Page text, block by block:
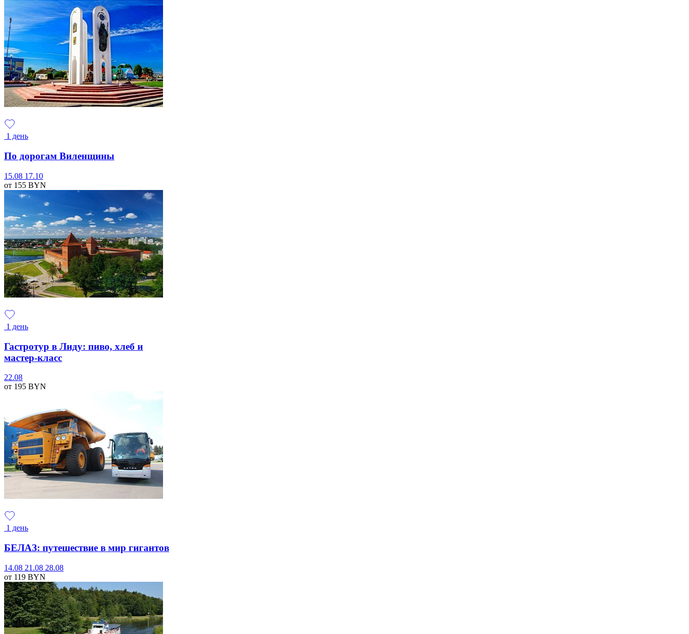
1 день
По дорогам Виленщины
15.08 17.10
от 155 BYN
1 день
Гастротур в Лиду: пиво, хлеб и
мастер-класс
22.08
от 195 BYN
1 день
БЕЛАЗ: путешествие в мир гигантов
14.08 21.08 28.08
от 119 BYN